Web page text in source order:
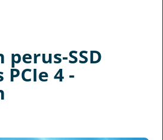
perus-SSD
4 -